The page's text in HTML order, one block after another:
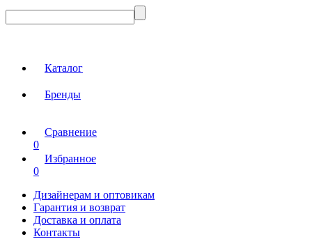
Каталог
Бренды
Сравнение
0
Избранное
0
Дизайнерам и оптовикам
Гарантия и возврат
Доставка и оплата
Контакты